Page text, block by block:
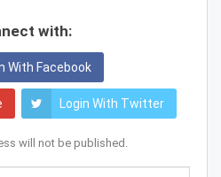
with:
With Facebook
Login With Twitter
will not be published.